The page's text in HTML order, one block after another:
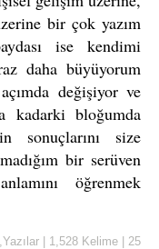
bir çok yazım
ise kendimi
daha büyüyorum
değişiyor ve
kadarki bloğumda
sonuçlarını size
bir serüven
öğrenmek
,Yazılar 1,528 Kelime
25